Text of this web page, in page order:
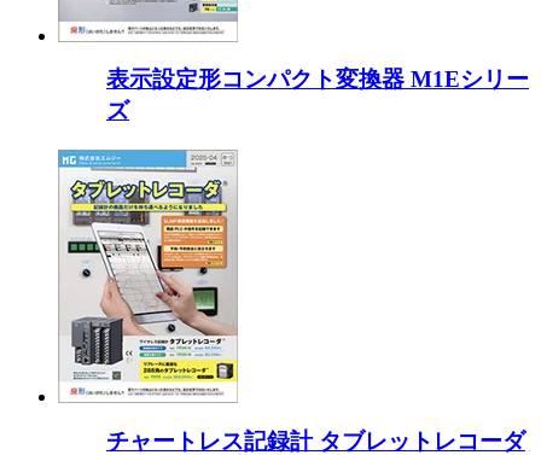
表示設定形コンパクト変換器 M1Eシリー
ズ
チャートレス記録計 タブレットレコーダ